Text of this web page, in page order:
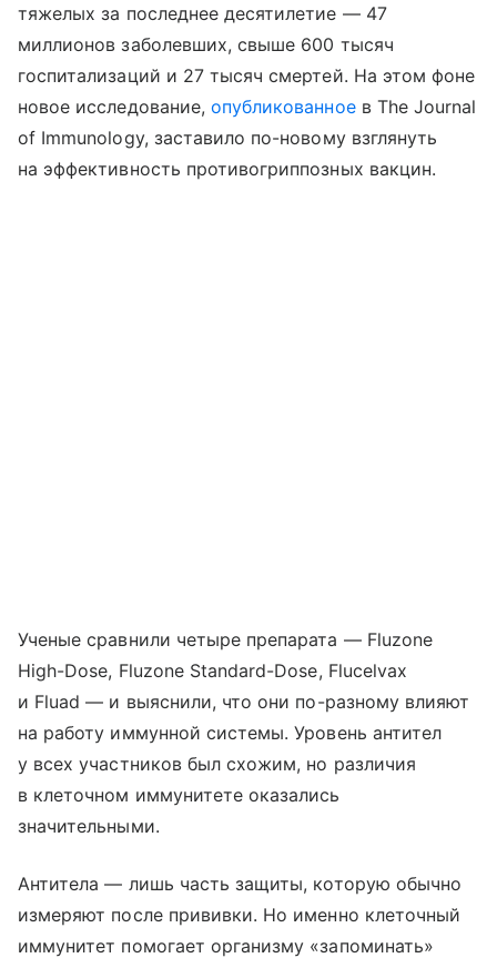
тяжелых за последнее десятилетие — 47
миллионов заболевших, свыше 600 тысяч
госпитализаций и 27 тысяч смертей. На этом фоне
новое исследование, опубликованноев The Journal
of Immunology, заставило по-новому взглянуть
на эффективность противогриппозных вакцин.
Ученые сравнили четыре препарата — Fluzone
High-Dose, Fluzone Standard-Dose, Flucelvax
и Fluad — и выяснили, что они по-разному влияют
на работу иммунной системы. Уровень антител
у всех участников был схожим, но различия
в клеточном иммунитете оказались
значительными.
Антитела — лишь часть защиты, которую обычно
измеряют после прививки. Но именно клеточный
иммунитет помогает организму «запоминать»